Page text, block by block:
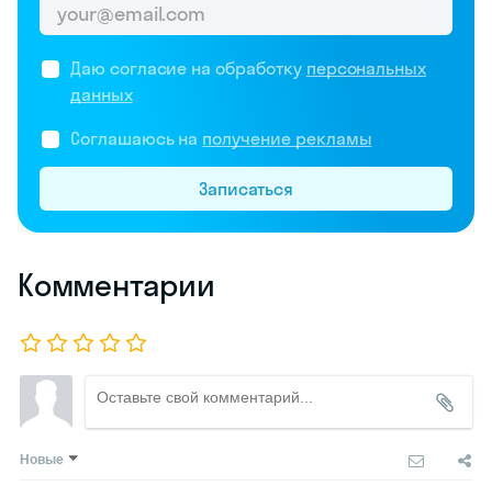
Даю согласие на обработку персональных
данных
Соглашаюсь на получение рекламы
Записаться
Комментарии
Новые